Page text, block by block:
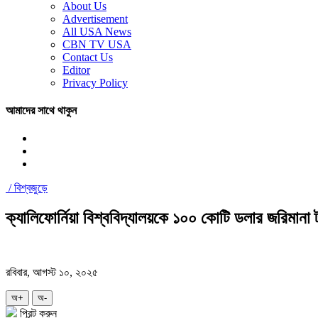
About Us
Advertisement
All USA News
CBN TV USA
Contact Us
Editor
Privacy Policy
আমাদের সাথে থাকুন
/বিশ্বজুড়ে
ক্যালিফোর্নিয়া বিশ্ববিদ্যালয়কে ১০০ কোটি ডলার জরিমানা
রবিবার, আগস্ট ১০, ২০২৫
অ+ অ-
প্রিন্ট করুন